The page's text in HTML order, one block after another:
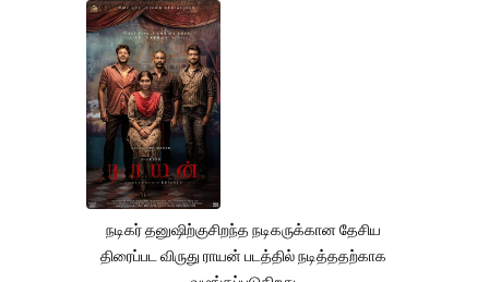
நடிகர் தனுஷிற்குசிறந்த நடிகருக்கான தேசிய
திரைப்பட விருது ராயன் படத்தில் நடித்ததற்காக